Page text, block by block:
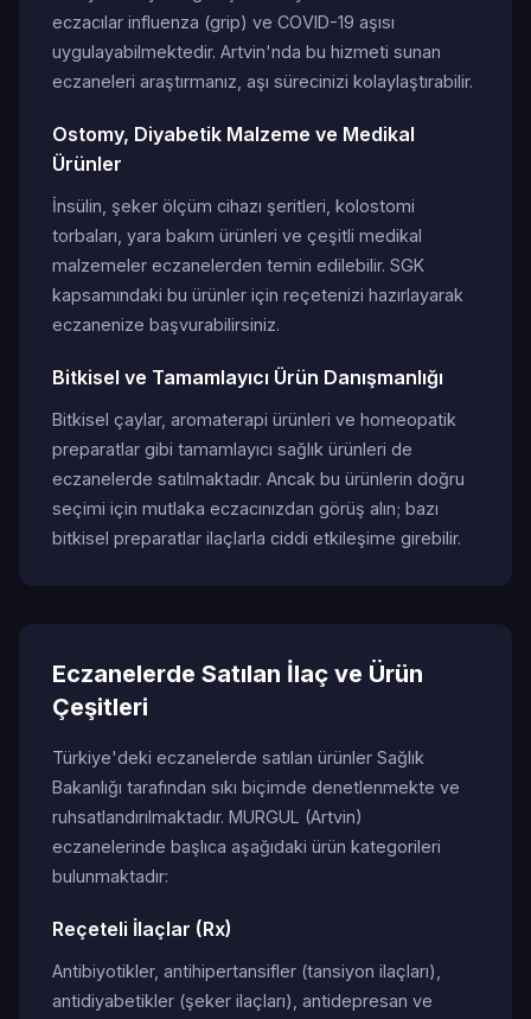
eczacılar influenza (grip) ve COVID-19 aşısı
uygulayabilmektedir. Artvin'nda bu hizmeti sunan
eczaneleri araştırmanız, aşı sürecinizi kolaylaştırabilir.
Ostomy, Diyabetik Malzeme ve Medikal
Ürünler
İnsülin, şeker ölçüm cihazı şeritleri, kolostomi
torbaları, yara bakım ürünleri ve çeşitli medikal
malzemeler eczanelerden temin edilebilir. SGK
kapsamındaki bu ürünler için reçetenizi hazırlayarak
eczanenize başvurabilirsiniz.
Bitkisel ve Tamamlayıcı Ürün Danışmanlığı
Bitkisel çaylar, aromaterapi ürünleri ve homeopatik
preparatlar gibi tamamlayıcı sağlık ürünleri de
eczanelerde satılmaktadır. Ancak bu ürünlerin doğru
seçimi için mutlaka eczacınızdan görüş alın; bazı
bitkisel preparatlar ilaçlarla ciddi etkileşime girebilir.
Eczanelerde Satılan İlaç ve Ürün
Çeşitleri
Türkiye'deki eczanelerde satılan ürünler Sağlık
Bakanlığı tarafından sıkı biçimde denetlenmekte ve
ruhsatlandırılmaktadır. MURGUL (Artvin)
eczanelerinde başlıca aşağıdaki ürün kategorileri
bulunmaktadır:
Reçeteli İlaçlar (Rx)
Antibiyotikler, antihipertansifler (tansiyon ilaçları),
antidiyabetikler (şeker ilaçları), antidepresan ve